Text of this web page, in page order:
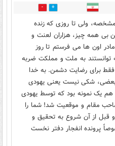
8
ولی تا روزی که زنده
بی همه چیز، هزاران لعنت و
اون ها می فرستم تا روز
به ملت و مملکت ضربه
فقط برای رضایت دشمن. به خدا
شکی نیست یعنی یهودی
هم یک نمونه بود که توسط یهودی
مقام و موقعیت شد! شما را
قبل از آن شروع به تحقیق و
پرونده انفجار دفتر نخست